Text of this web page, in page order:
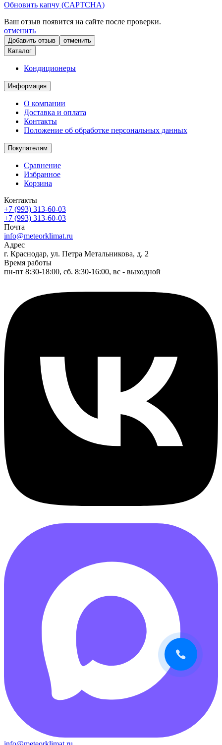
Обновить капчу (CAPTCHA)
Ваш отзыв появится на сайте после проверки.
отменить
отменить
Каталог
Кондиционеры
Информация
О компании
Доставка и оплата
Контакты
Положение об обработке персональных данных
Покупателям
Сравнение
Избранное
Корзина
Контакты
+7 (993) 313-60-03
+7 (993) 313-60-03
Почта
info@meteorklimat.ru
Адрес
г. Краснодар, ул. Петра Метальникова, д. 2
Время работы
пн-пт 8:30-18:00, сб. 8:30-16:00, вс - выходной